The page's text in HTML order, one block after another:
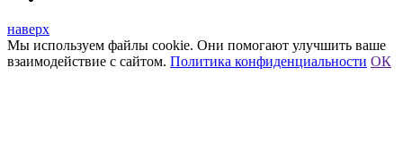
наверх
Мы используем файлы cookie. Они помогают улучшить ваше
взаимодействие с сайтом. Политика конфиденциальности ОК